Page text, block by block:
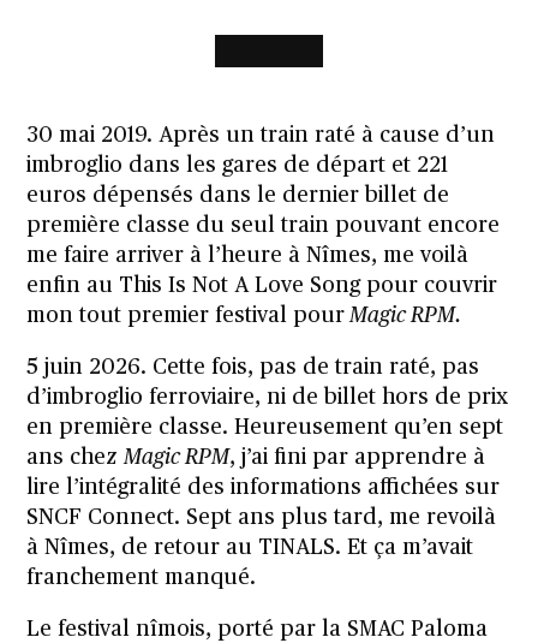
30 mai 2019. Après un train raté à cause d’un
imbroglio dans les gares de départ et 221
euros dépensés dans le dernier billet de
première classe du seul train pouvant encore
me faire arriver à l’heure à Nîmes, me voilà
enfin au This Is Not A Love Song pour couvrir
mon tout premier festival pourMagic RPM.
5 juin 2026. Cette fois, pas de train raté, pas
d’imbroglio ferroviaire, ni de billet hors de prix
en première classe. Heureusement qu’en sept
ans chezMagic RPM, j’ai fini par apprendre à
lire l’intégralité des informations affichées sur
SNCF Connect. Sept ans plus tard, me revoilà
à Nîmes, de retour au TINALS. Et ça m’avait
franchement manqué.
Le festival nîmois, porté par la SMAC Paloma